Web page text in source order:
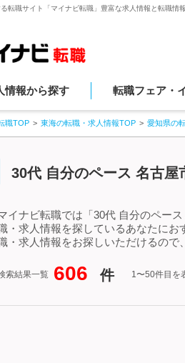
転職サイト「マイナビ転職」豊富な求人情報と転職情
情報から探す 転職フェア・
職TOP 東海の転職・求人情報TOP 愛知県の
30代 自分のペース 名古屋
イナビ転職では「30代 自分のペー
・求人情報を探しているあなたに
・求人情報をお探しいただけるの
索結果一覧 606 件 1〜50件目を